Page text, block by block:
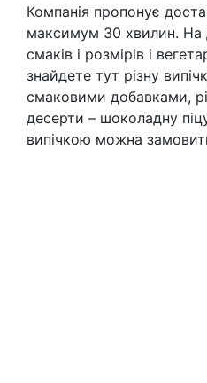
Компанія пропонує
максимум 30 хвилин. На
смаків і розмірів і
знайдете тут різну
смаковими добавками,
десерти – шоколадну
випічкою можна